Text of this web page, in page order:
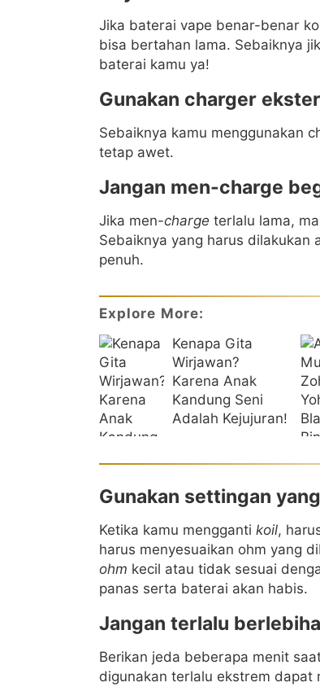
Jika baterai vape benar-benar
bisa bertahan lama. Sebaiknya
baterai kamu ya!
Gunakan charger
Sebaiknya kamu menggunakan
tetap awet.
Jangan men-charge
Jika men-charge terlalu lama,
Sebaiknya yang harus
penuh.
Explore More:
Kenapa Gita
Wirjawan?
Karena Anak
Kandung Seni
Adalah Kejujuran!
Gunakan settingan
Ketika kamu mengganti koil,
harus menyesuaikan ohm yang
ohm kecil atau tidak sesuai
panas serta baterai akan habis.
Jangan terlalu
Berikan jeda beberapa menit
digunakan terlalu ekstrem dapat